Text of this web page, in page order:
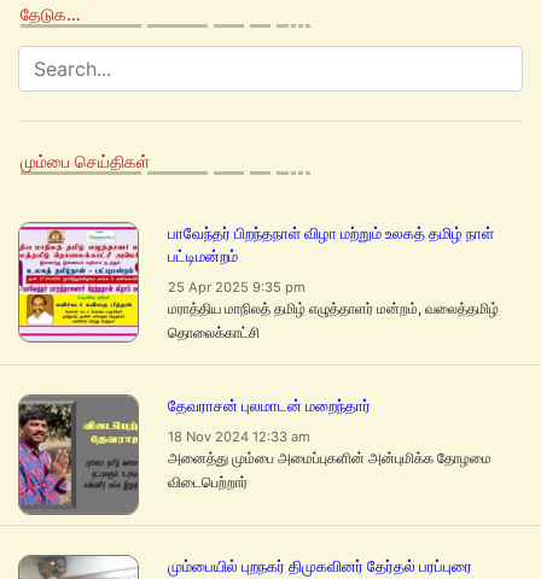
தேடுக…
மும்பை செய்திகள்
பாவேந்தர் பிறந்தநாள் விழா மற்றும் உலகத் தமிழ் நாள்
பட்டிமன்றம்
25 Apr 2025 9:35 pm
மராத்திய மாநிலத் தமிழ் எழுத்தாளர் மன்றம், வலைத்தமிழ்
தொலைக்காட்சி
தேவராசன் புலமாடன் மறைந்தார்
18 Nov 2024 12:33 am
அனைத்து மும்பை அமைப்புகளின் அன்புமிக்க தோழமை
விடைபெற்றார்
மும்பையில் புறநகர் திமுகவினர் தேர்தல் பரப்புரை